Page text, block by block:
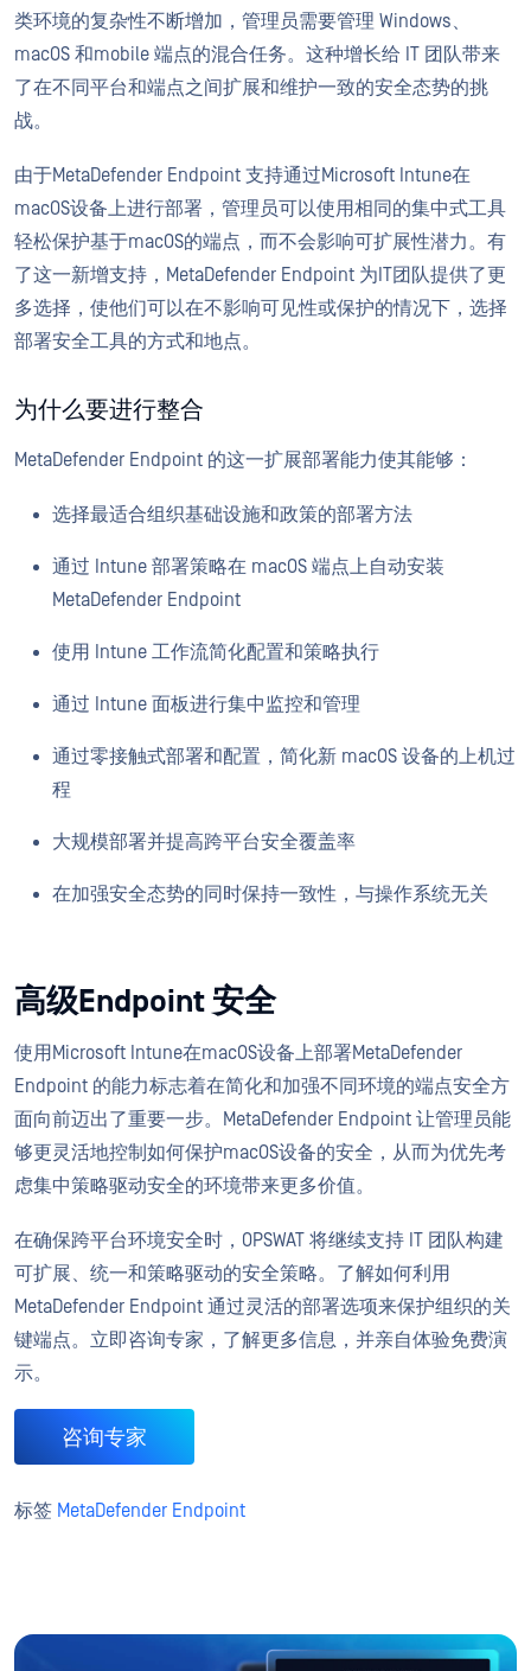
类环境的复杂性不断增加，管理员需要管理 Windows、
macOS 和mobile 端点的混合任务。这种增长给 IT 团队带来
了在不同平台和端点之间扩展和维护一致的安全态势的挑
战。
由于MetaDefender Endpoint 支持通过Microsoft Intune在
macOS设备上进行部署，管理员可以使用相同的集中式工具
轻松保护基于macOS的端点，而不会影响可扩展性潜力。有
了这一新增支持，MetaDefender Endpoint 为IT团队提供了更
多选择，使他们可以在不影响可见性或保护的情况下，选择
部署安全工具的方式和地点。
为什么要进行整合
MetaDefender Endpoint 的这一扩展部署能力使其能够：
选择最适合组织基础设施和政策的部署方法
通过 Intune 部署策略在 macOS 端点上自动安装
MetaDefender Endpoint
使用 Intune 工作流简化配置和策略执行
通过 Intune 面板进行集中监控和管理
通过零接触式部署和配置，简化新 macOS 设备的上机过
程
大规模部署并提高跨平台安全覆盖率
在加强安全态势的同时保持一致性，与操作系统无关
高级Endpoint 安全
使用Microsoft Intune在macOS设备上部署MetaDefender
Endpoint 的能力标志着在简化和加强不同环境的端点安全方
面向前迈出了重要一步。MetaDefender Endpoint 让管理员能
够更灵活地控制如何保护macOS设备的安全，从而为优先考
虑集中策略驱动安全的环境带来更多价值。
在确保跨平台环境安全时，OPSWAT 将继续支持 IT 团队构建
可扩展、统一和策略驱动的安全策略。了解如何利用
MetaDefender Endpoint 通过灵活的部署选项来保护组织的关
键端点。立即咨询专家，了解更多信息，并亲自体验免费演
示。
咨询专家
标签 MetaDefender Endpoint